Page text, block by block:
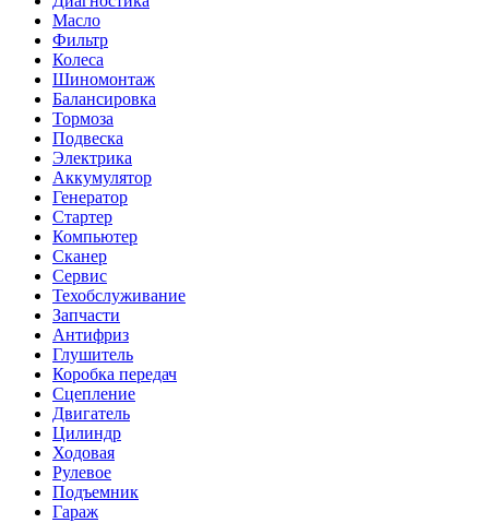
Масло
Фильтр
Колеса
Шиномонтаж
Балансировка
Тормоза
Подвеска
Электрика
Аккумулятор
Генератор
Стартер
Компьютер
Сканер
Сервис
Техобслуживание
Запчасти
Антифриз
Глушитель
Коробка передач
Сцепление
Двигатель
Цилиндр
Ходовая
Рулевое
Подъемник
Гараж